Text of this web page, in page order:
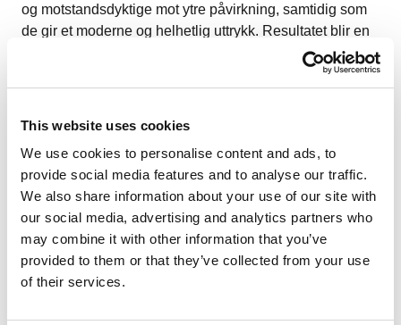
This website uses cookies
We use cookies to personalise content and ads, to
provide social media features and to analyse our traffic.
We also share information about your use of our site with
our social media, advertising and analytics partners who
may combine it with other information that you’ve
provided to them or that they’ve collected from your use
of their services.
og motstandsdyktige mot ytre påvirkning, samtidig som
de gir et moderne og helhetlig uttrykk. Resultatet blir en
løsning som kombinerer funksjonalitet med et stilrent